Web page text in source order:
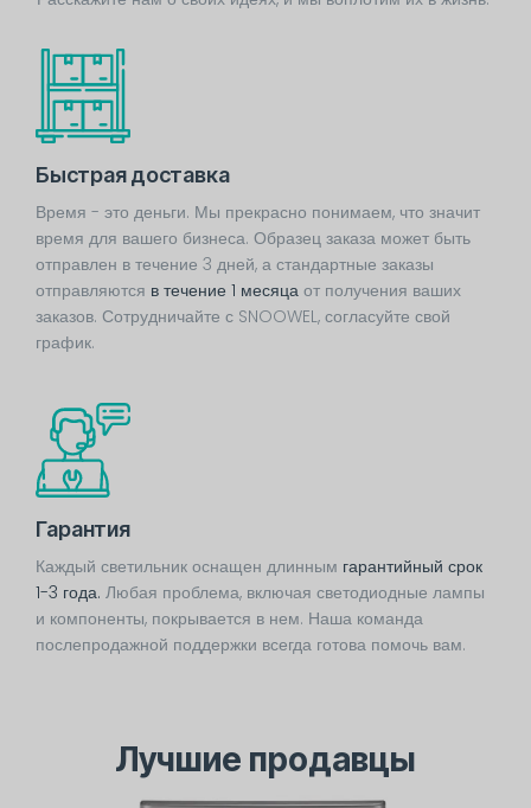
Быстрая доставка
Время - это деньги. Мы прекрасно понимаем, что значит
время для вашего бизнеса. Образец заказа может быть
отправлен в течение 3 дней, а стандартные заказы
отправляются в течение 1 месяца от получения ваших
заказов. Сотрудничайте с SNOOWEL, согласуйте свой
график.
Гарантия
Каждый светильник оснащен длинным гарантийный срок
1-3 года. Любая проблема, включая светодиодные лампы
и компоненты, покрывается в нем. Наша команда
послепродажной поддержки всегда готова помочь вам.
Лучшие продавцы